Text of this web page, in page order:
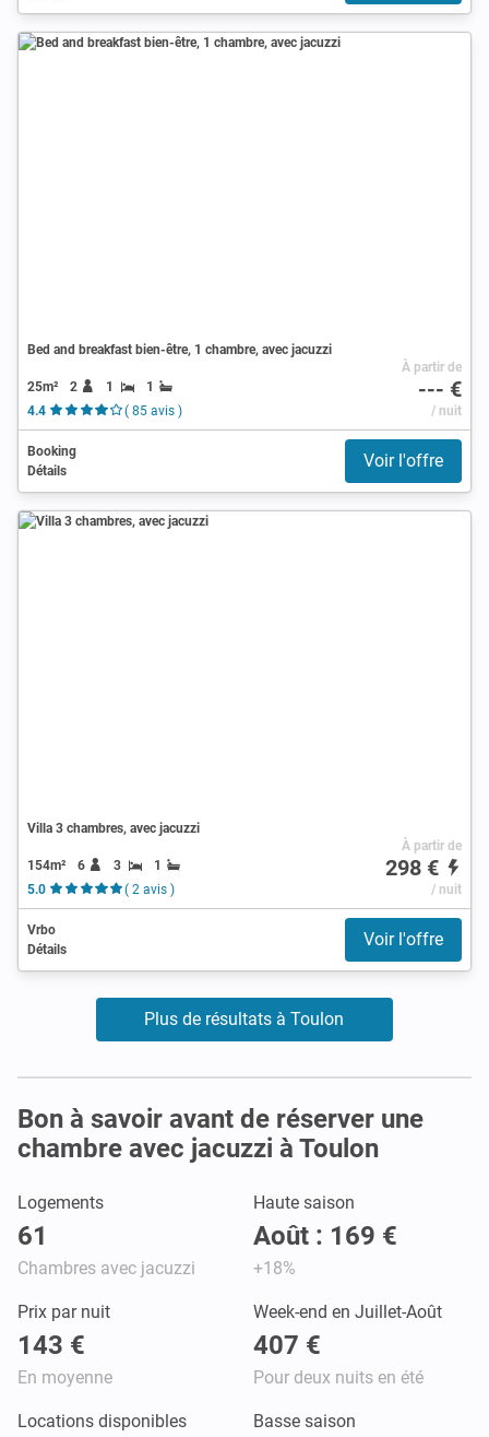
Bed and breakfast bien-être, 1 chambre, avec jacuzzi
25m² 2 1
1
4.4
( 85 avis )
À partir de
--- €
/ nuit
Booking
Détails
Voir l'offre
Villa 3 chambres, avec jacuzzi
154m² 6 3
1
5.0
( 2 avis )
À partir de
298 €
/ nuit
Vrbo
Détails
Voir l'offre
Plus de résultats à Toulon
Bon à savoir avant de réserver une
chambre avec jacuzzi à Toulon
Logements
61
Chambres avec jacuzzi
Haute saison
Août : 169 €
+18%
Prix par nuit
143 €
En moyenne
Week-end en Juillet-Août
407 €
Pour deux nuits en été
Locations disponibles Basse saison